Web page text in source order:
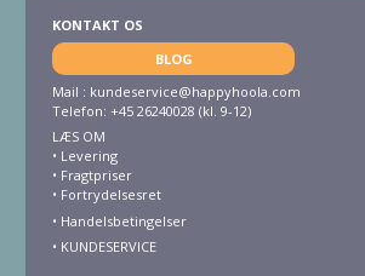
KONTAKT OS
BLOG
Mail : kundeservice@happyhoola.com
Telefon: +45 26240028 (kl. 9-12)
LÆS OM
• Levering
• Fragtpriser
• Fortrydelsesret
• Handelsbetingelser
• KUNDESERVICE